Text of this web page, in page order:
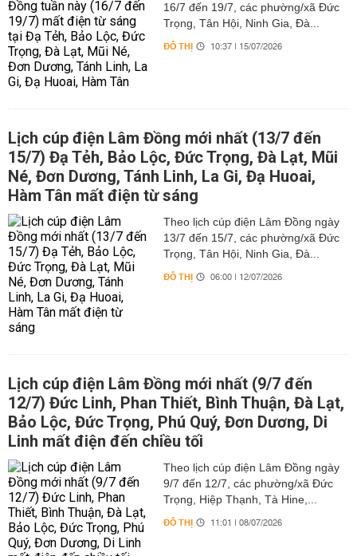
16/7 đến 19/7, các phường/xã Đức
Trọng, Tân Hội, Ninh Gia, Đà...
ĐÔ THỊ 10:37 | 15/07/2026
Lịch cúp điện Lâm Đồng mới nhất (13/7 đến
15/7) Đạ Tẻh, Bảo Lộc, Đức Trọng, Đà Lạt, Mũi
Né, Đơn Dương, Tánh Linh, La Gi, Đạ Huoai,
Hàm Tân mất điện từ sáng
Theo lịch cúp điện Lâm Đồng ngày
13/7 đến 15/7, các phường/xã Đức
Trọng, Tân Hội, Ninh Gia, Đà...
ĐÔ THỊ 06:00 | 12/07/2026
Lịch cúp điện Lâm Đồng mới nhất (9/7 đến
12/7) Đức Linh, Phan Thiết, Bình Thuận, Đà Lạt,
Bảo Lộc, Đức Trọng, Phú Quý, Đơn Dương, Di
Linh mất điện đến chiều tối
Theo lịch cúp điện Lâm Đồng ngày
9/7 đến 12/7, các phường/xã Đức
Trọng, Hiệp Thạnh, Tà Hine,...
ĐÔ THỊ 11:01 | 08/07/2026